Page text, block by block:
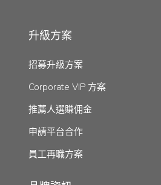
升級方案
招募升級方案
Corporate VIP 方案
推薦人選賺佣金
申請平台合作
員工再職方案